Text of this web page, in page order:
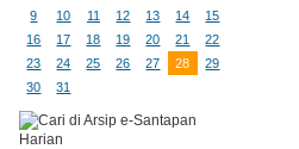
9
10 11 12 13 14
15
16
17 18 19 20 21
22
23
24 25 26 27 28
29
30
31